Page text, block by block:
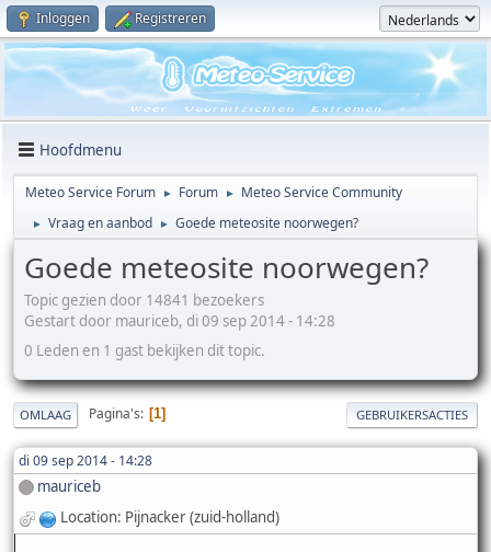
Inloggen Registreren
Hoofdmenu
Meteo Service Forum ► Forum ► Meteo Service Community
► Vraag en aanbod ► Goede meteosite noorwegen?
Goede meteosite noorwegen?
Topic gezien door 14841 bezoekers
Gestart door mauriceb, di 09 sep 2014 - 14:28
0 Leden en 1 gast bekijken dit topic.
OMLAAG Pagina's 1 GEBRUIKERSACTIES
di 09 sep 2014 - 14:28
mauriceb
Location: Pijnacker (zuid-holland)